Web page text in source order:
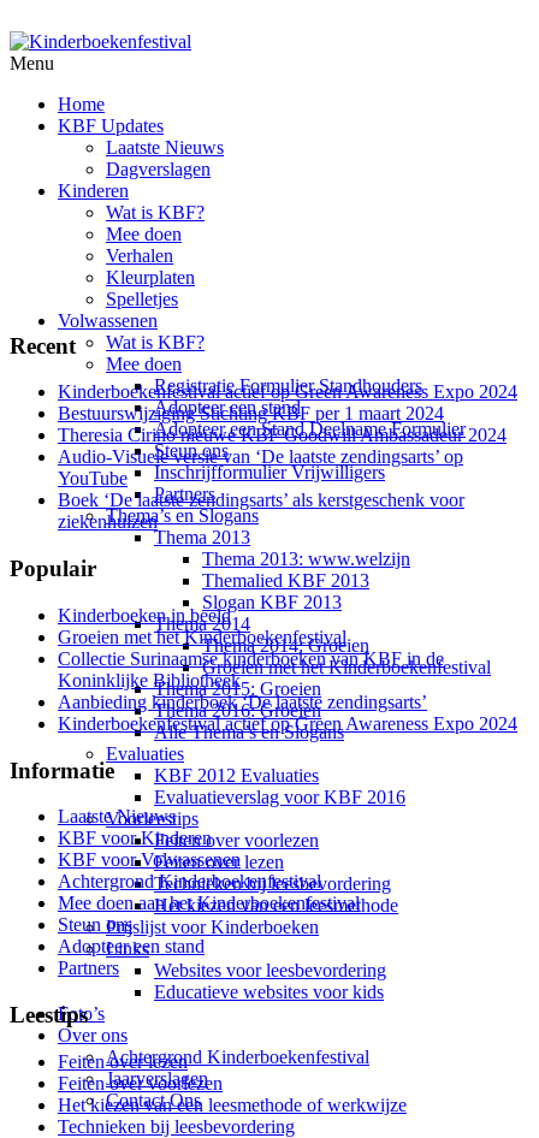
Menu
Home
KBF Updates
Laatste Nieuws
Dagverslagen
Kinderen
Wat is KBF?
Mee doen
Verhalen
Kleurplaten
Spelletjes
Volwassenen
Wat is KBF?
Mee doen
Registratie Formulier Standhouders
Adopteer een stand
Adopteer een Stand Deelname Formulier
Steun ons
Inschrijfformulier Vrijwilligers
Partners
Thema’s en Slogans
Thema 2013
Thema 2013: www.welzijn
Themalied KBF 2013
Slogan KBF 2013
Thema 2014
Thema 2014: Groeien
Groeien met het Kinderboekenfestival
Thema 2015: Groeien
Thema 2016: Groeien
Alle Thema’s en Slogans
Evaluaties
KBF 2012 Evaluaties
Evaluatieverslag voor KBF 2016
Voorleestips
Feiten over voorlezen
Feiten over lezen
Technieken bij leesbevordering
Het kiezen van een leesmethode
Prijslijst voor Kinderboeken
Links
Websites voor leesbevordering
Educatieve websites voor kids
Foto’s
Over ons
Achtergrond Kinderboekenfestival
Jaarverslagen
Contact Ons
Recent
Kinderboekenfestival actief op Green Awareness Expo 2024
Bestuurswijziging Stichting KBF per 1 maart 2024
Theresia Cirino nieuwe KBF Goodwill Ambassadeur 2024
Audio-Visuele versie van ‘De laatste zendingsarts’ op
YouTube
Boek ‘De laatste zendingsarts’ als kerstgeschenk voor
ziekenhuizen
Populair
Kinderboeken in beeld
Groeien met het Kinderboekenfestival
Collectie Surinaamse kinderboeken van KBF in de
Koninklijke Bibliotheek
Aanbieding kinderboek ‘De laatste zendingsarts’
Kinderboekenfestival actief op Green Awareness Expo 2024
Informatie
Laatste Nieuws
KBF voor Kinderen
KBF voor Volwassenen
Achtergrond Kinderboekenfestival
Mee doen aan het Kinderboekenfestival
Steun ons
Adopteer een stand
Partners
Leestips
Feiten over lezen
Feiten over voorlezen
Het kiezen van een leesmethode of werkwijze
Technieken bij leesbevordering